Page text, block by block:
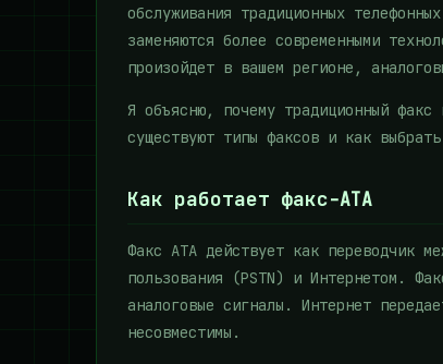
обслуживания традиционных
заменяются более современными
произойдет в вашем регионе,
Я объясню, почему традиционный
существуют типы факсов и как
Как работает факс-ATA
Факс ATA действует как переводчик
пользования (PSTN) и Интернетом.
аналоговые сигналы. Интернет
несовместимы.